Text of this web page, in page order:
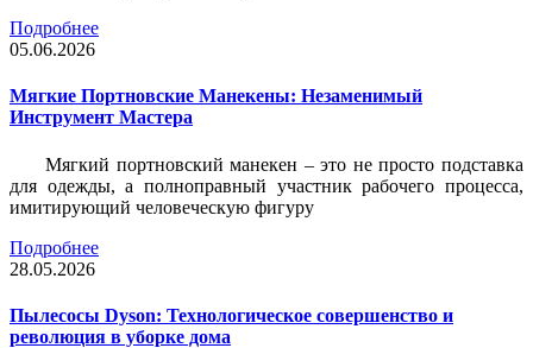
Подробнее
05.06.2026
Мягкие Портновские Манекены: Незаменимый
Инструмент Мастера
Мягкий портновский манекен – это не просто подставка
для одежды, а полноправный участник рабочего процесса,
имитирующий человеческую фигуру
Подробнее
28.05.2026
Пылесосы Dyson: Технологическое совершенство и
революция в уборке дома